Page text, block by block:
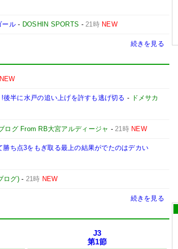
ール- DOSHIN SPORTS -21時 NEW
続きを見る
NEW
半に水戸の追い上げを許すも逃げ切る - ドメサカ
ログ From RB大宮アルディージャ -21時 NEW
ち点3をもぎ取る最上の結果がでたのはデカい
ログ)- 21時 NEW
続きを見る
J3
第1節